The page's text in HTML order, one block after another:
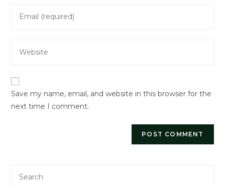
comment
your
address
your
URL
(optional)
Save my name, email, and website in this browser for the
next time I comment.